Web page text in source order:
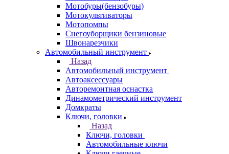
Мотобуры(бензобуры)
Мотокультиваторы
Мотопомпы
Снегоуборщики бензиновые
Швонарезчики
Автомобильный инструмент
Назад
Автомобильный инструмент
Автоаксессуары
Авторемонтная оснастка
Динамометрический инструмент
Домкраты
Ключи, головки
Назад
Ключи, головки
Автомобильные ключи